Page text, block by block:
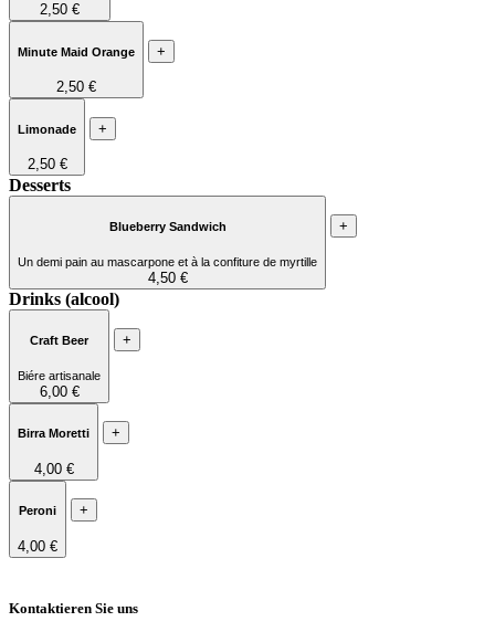
2,50 €
Minute Maid Orange
2,50 €
+
Limonade
2,50 €
+
Desserts
Blueberry Sandwich
Un demi pain au mascarpone et à la confiture de myrtille
4,50 €
+
Drinks (alcool)
Craft Beer
Biére artisanale
6,00 €
+
Birra Moretti
4,00 €
+
Peroni
4,00 €
+
Kontaktieren Sie uns